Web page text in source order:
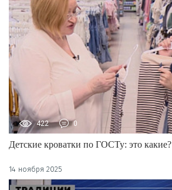
422 0
Детские кроватки по ГОСТу: это какие?
14 ноября 2025